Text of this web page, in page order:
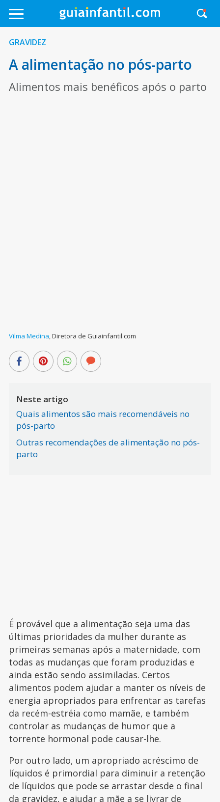
GRAVIDEZ
A alimentação no pós-parto
Alimentos mais benéficos após o parto
Vilma Medina,Diretora de Guiainfantil.com
Neste artigo
Quais alimentos são mais recomendáveis no
pós-parto
Outras recomendações de alimentação no pós-
parto
É provável que a alimentação seja uma das
últimas prioridades da mulher durante as
primeiras semanas após a maternidade, com
todas as mudanças que foram produzidas e
ainda estão sendo assimiladas. Certos
alimentos podem ajudar a manter os níveis de
energia apropriados para enfrentar as tarefas
da recém-estréia como mamãe, e também
controlar as mudanças de humor que a
torrente hormonal pode causar-lhe.
Por outro lado, um apropriado acréscimo de
líquidos é primordial para diminuir a retenção
de líquidos que pode se arrastar desde o final
da gravidez, e ajudar a mãe a se livrar de